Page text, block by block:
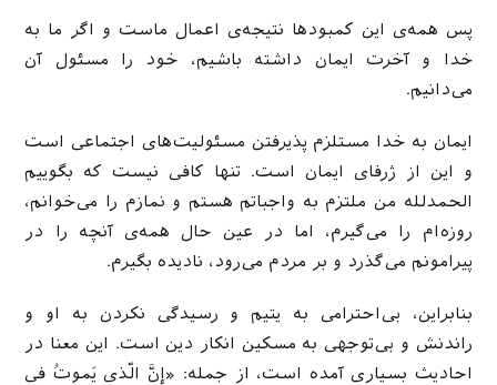
پس همه‌ی این کمبودها نتیجه‌ی اعمال ماست و اگر ما به
خدا و آخرت ایمان داشته باشیم، خود را مسئول آن
می‌دانیم.
ایمان به خدا مستلزم پذیرفتن مسئولیت‌های اجتماعی است
و این از ژرفای ایمان است. تنها کافی نیست که بگوییم
الحمدلله من ملتزم به واجباتم هستم و نمازم را می‌‌خوانم،
روزه‌ام را می‌گیرم، اما در عین حال همه‌ی آنچه را در
پیرامونم می‌گذرد و بر مردم می‌رود، نادیده بگیرم.
بنابراین، بی‌احترامی به یتیم و رسیدگی نکردن به او و
راندنش و بی‌توجهی به مسکین انکار دین است. این معنا در
احادیث بسیاری آمده است، از جمله: «إنَّ الّذی یَموتُ فی